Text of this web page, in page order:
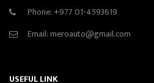
Phone: +977 01-4593619
Email:meroauto@gmail.com
USEFUL LINK